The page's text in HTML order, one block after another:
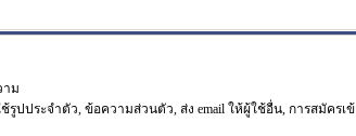
าม
ประจำตัว, ข้อความส่วนตัว, ส่ง email ให้ผู้ใช้อื่น, การสมัครเ